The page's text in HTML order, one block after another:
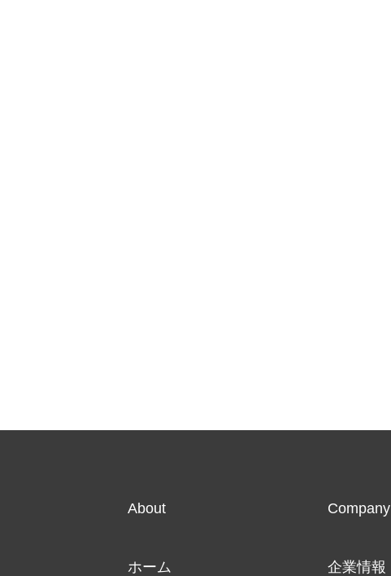
About
ホーム
Company
企業情報